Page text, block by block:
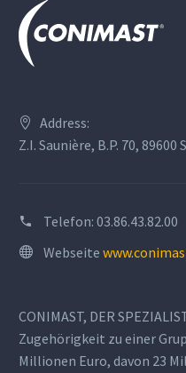
Address:
Z.I. Saunière, B.P. 70,
Telefon: 03.86.43.82.00
Webseite
CONIMAST, DER
Zugehörigkeit zu einer
Millionen Euro, davon 23